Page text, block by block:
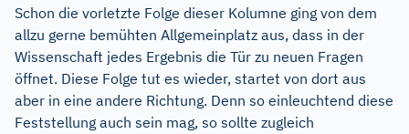
Schon die vorletzte Folge dieser Kolumne ging von dem
allzu gerne bemühten Allgemeinplatz aus, dass in der
Wissenschaft jedes Ergebnis die Tür zu neuen Fragen
öffnet. Diese Folge tut es wieder, startet von dort aus
aber in eine andere Richtung. Denn so einleuchtend diese
Feststellung auch sein mag, so sollte zugleich